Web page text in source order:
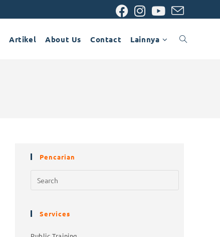
Artikel About Us Contact Lainnya
Pencarian
Services